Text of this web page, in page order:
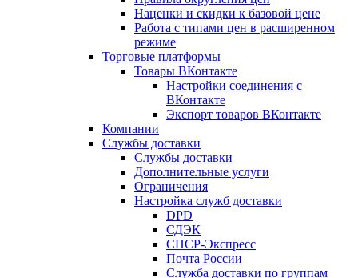
Наценки и скидки к базовой цене
Работа с типами цен в расширенном
режиме
Торговые платформы
Товары ВКонтакте
Настройки соединения с
ВКонтакте
Экспорт товаров ВКонтакте
Компании
Службы доставки
Службы доставки
Дополнительные услуги
Ограничения
Настройка служб доставки
DPD
СДЭК
СПСР-Экспресс
Почта России
Служба доставки по группам